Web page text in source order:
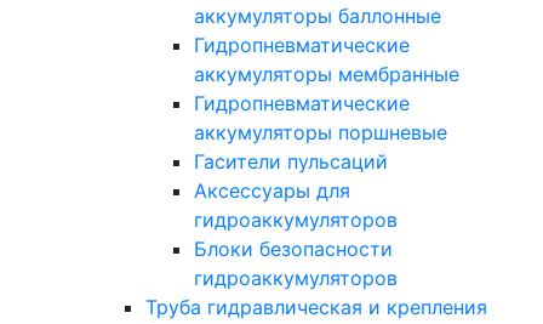
аккумуляторы баллонные
Гидропневматические
аккумуляторы мембранные
Гидропневматические
аккумуляторы поршневые
Гасители пульсаций
Аксессуары для
гидроаккумуляторов
Блоки безопасности
гидроаккумуляторов
Труба гидравлическая и крепления